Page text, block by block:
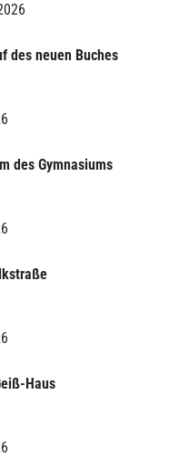
des neuen Buches
des Gymnasiums
Haus